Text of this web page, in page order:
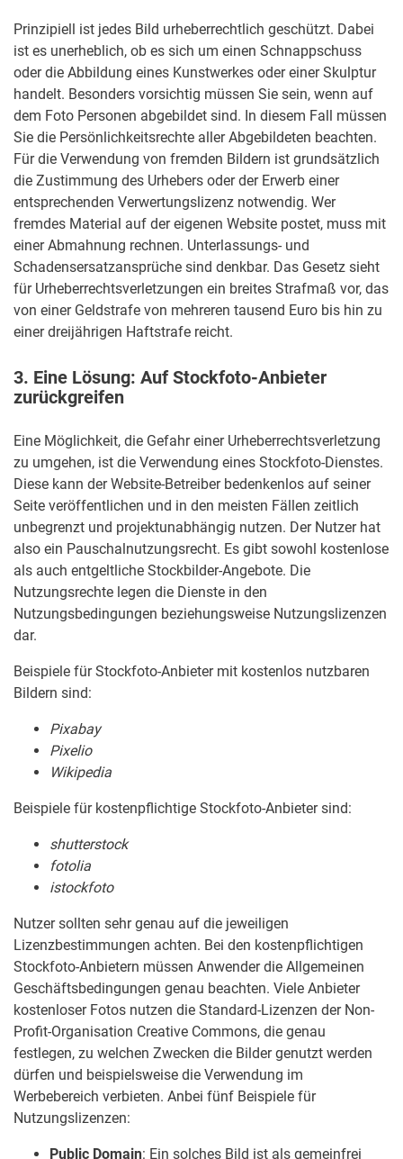
Prinzipiell ist jedes Bild urheberrechtlich geschützt. Dabei
ist es unerheblich, ob es sich um einen Schnappschuss
oder die Abbildung eines Kunstwerkes oder einer Skulptur
handelt. Besonders vorsichtig müssen Sie sein, wenn auf
dem Foto Personen abgebildet sind. In diesem Fall müssen
Sie die Persönlichkeitsrechte aller Abgebildeten beachten.
Für die Verwendung von fremden Bildern ist grundsätzlich
die Zustimmung des Urhebers oder der Erwerb einer
entsprechenden Verwertungslizenz notwendig. Wer
fremdes Material auf der eigenen Website postet, muss mit
einer Abmahnung rechnen. Unterlassungs- und
Schadensersatzansprüche sind denkbar. Das Gesetz sieht
für Urheberrechtsverletzungen ein breites Strafmaß vor, das
von einer Geldstrafe von mehreren tausend Euro bis hin zu
einer dreijährigen Haftstrafe reicht.
3. Eine Lösung: Auf Stockfoto-Anbieter
zurückgreifen
Eine Möglichkeit, die Gefahr einer Urheberrechtsverletzung
zu umgehen, ist die Verwendung eines Stockfoto-Dienstes.
Diese kann der Website-Betreiber bedenkenlos auf seiner
Seite veröffentlichen und in den meisten Fällen zeitlich
unbegrenzt und projektunabhängig nutzen. Der Nutzer hat
also ein Pauschalnutzungsrecht. Es gibt sowohl kostenlose
als auch entgeltliche Stockbilder-Angebote. Die
Nutzungsrechte legen die Dienste in den
Nutzungsbedingungen beziehungsweise Nutzungslizenzen
dar.
Beispiele für Stockfoto-Anbieter mit kostenlos nutzbaren
Bildern sind:
Pixabay
Pixelio
Wikipedia
Beispiele für kostenpflichtige Stockfoto-Anbieter sind:
shutterstock
fotolia
istockfoto
Nutzer sollten sehr genau auf die jeweiligen
Lizenzbestimmungen achten. Bei den kostenpflichtigen
Stockfoto-Anbietern müssen Anwender die Allgemeinen
Geschäftsbedingungen genau beachten. Viele Anbieter
kostenloser Fotos nutzen die Standard-Lizenzen der Non-
Profit-Organisation Creative Commons, die genau
festlegen, zu welchen Zwecken die Bilder genutzt werden
dürfen und beispielsweise die Verwendung im
Werbebereich verbieten. Anbei fünf Beispiele für
Nutzungslizenzen:
Public Domain: Ein solches Bild ist als gemeinfrei